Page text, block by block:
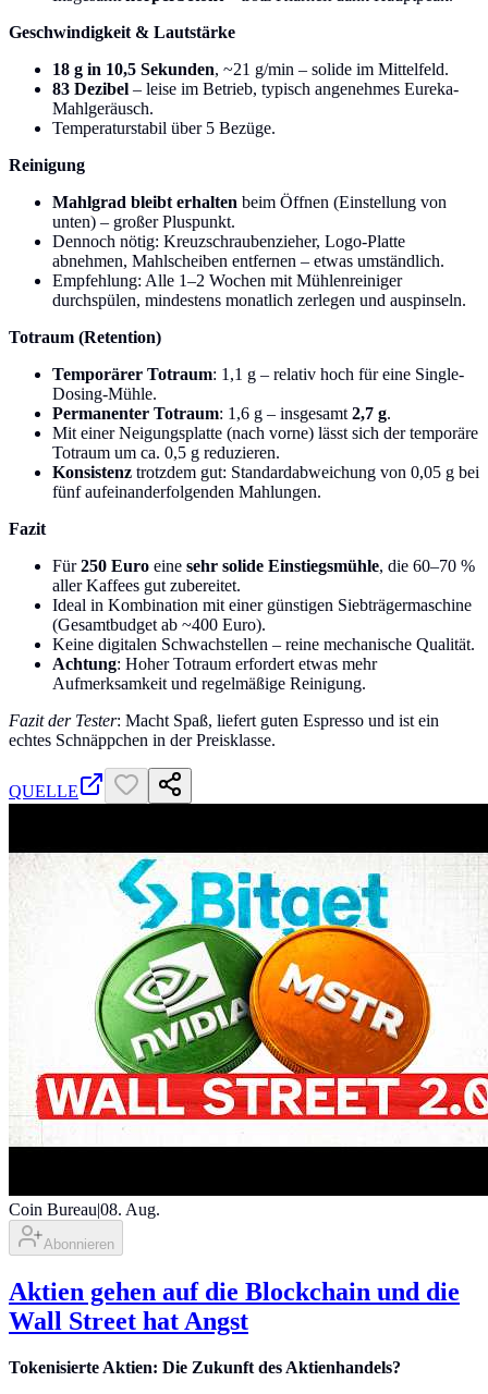
Geschwindigkeit & Lautstärke
18 g in 10,5 Sekunden, ~21 g/min – solide im Mittelfeld.
83 Dezibel – leise im Betrieb, typisch angenehmes Eureka-
Mahlgeräusch.
Temperaturstabil über 5 Bezüge.
Reinigung
Mahlgrad bleibt erhalten beim Öffnen (Einstellung von
unten) – großer Pluspunkt.
Dennoch nötig: Kreuzschraubenzieher, Logo-Platte
abnehmen, Mahlscheiben entfernen – etwas umständlich.
Empfehlung: Alle 1–2 Wochen mit Mühlenreiniger
durchspülen, mindestens monatlich zerlegen und auspinseln.
Totraum (Retention)
Temporärer Totraum: 1,1 g – relativ hoch für eine Single-
Dosing-Mühle.
Permanenter Totraum: 1,6 g – insgesamt2,7 g.
Mit einer Neigungsplatte (nach vorne) lässt sich der temporäre
Totraum um ca. 0,5 g reduzieren.
Konsistenz trotzdem gut: Standardabweichung von 0,05 g bei
fünf aufeinanderfolgenden Mahlungen.
Fazit
Für250 Euro eine sehr solide Einstiegsmühle, die 60–70 %
aller Kaffees gut zubereitet.
Ideal in Kombination mit einer günstigen Siebträgermaschine
(Gesamtbudget ab ~400 Euro).
Keine digitalen Schwachstellen – reine mechanische Qualität.
Achtung: Hoher Totraum erfordert etwas mehr
Aufmerksamkeit und regelmäßige Reinigung.
Fazit der Tester: Macht Spaß, liefert guten Espresso und ist ein
echtes Schnäppchen in der Preisklasse.
QUELLE
Coin Bureau08. Aug.
Abonnieren
Aktien gehen auf die Blockchain und die
Wall Street hat Angst
Tokenisierte Aktien: Die Zukunft des Aktienhandels?